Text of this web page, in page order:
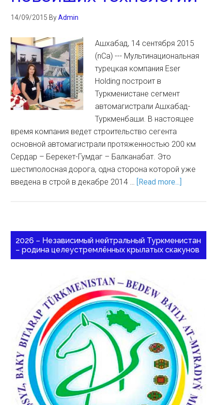
14/09/2015 ByAdmin
Ашхабад, 14 сентября 2015
(nCa) --- Мультинациональная
турецкая компания Eser
Holding построит в
Туркменистане сегмент
автомагистрали Ашхабад-
Туркменбаши. В настоящее
время компания ведет строительство сегента
основной автомагистрали протяженностью 200 км
Сердар – Берекет-Гумдаг – Балканабат. Это
шестиполосная дорога, одна сторона которой уже
введена в строй в декабре 2014 … [Read more...]
2026 – Независимый нейтральный Туркменистан
– родина целеустремлённых крылатых скакунов